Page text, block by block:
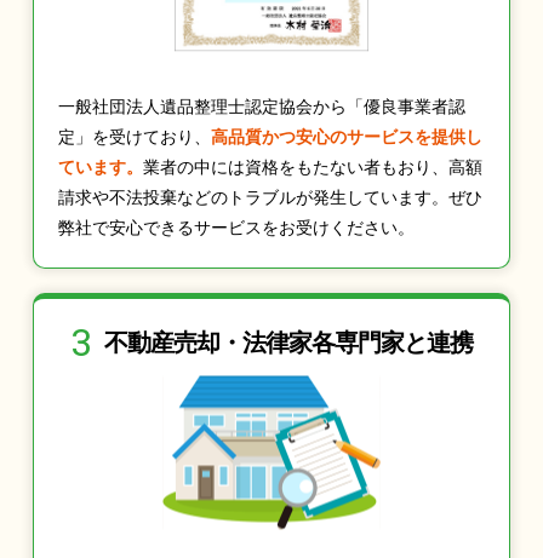
一般社団法人遺品整理士認定協会から「優良事業者認
定」を受けており、 高品質かつ安心のサービスを提供し
ています。 業者の中には資格をもたない者もおり、高額
請求や不法投棄などのトラブルが発生しています。ぜひ
弊社で安心できるサービスをお受けください。
3 不動産売却・法律家各専門家と連携